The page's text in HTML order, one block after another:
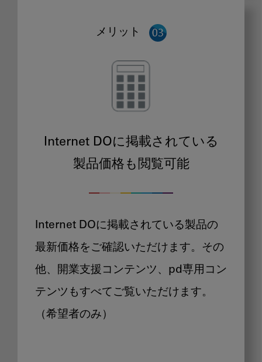
メリット
Internet DOに掲載されている
製品価格も閲覧可能
Internet DOに掲載されている製品の
最新価格をご確認いただけます。その
他、開業支援コンテンツ、pd専用コン
テンツもすべてご覧いただけます。
（希望者のみ）